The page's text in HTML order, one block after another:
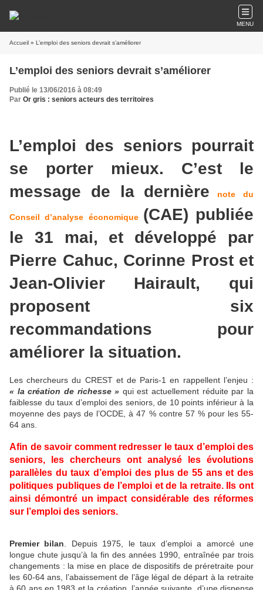
MENU
Accueil » L’emploi des seniors devrait s’améliorer
L’emploi des seniors devrait s’améliorer
Publié le 13/06/2016 à 08:49
Par Or gris : seniors acteurs des territoires
L’emploi des seniors pourrait
se porter mieux. C’est le
message de la dernière note du
Conseil d’analyse économique (CAE) publiée
le 31 mai, et développé par
Pierre Cahuc, Corinne Prost et
Jean-Olivier Hairault, qui
proposent six
recommandations pour
améliorer la situation.
Les chercheurs du CREST et de Paris-1 en rappellent l’enjeu :
« la création de richesse » qui est actuellement réduite par la
faiblesse du taux d’emploi des seniors, de 10 points inférieur à la
moyenne des pays de l’OCDE, à 47 % contre 57 % pour les 55-
64 ans.
Afin de savoir comment redresser le taux d’emploi des
seniors, les chercheurs ont analysé les évolutions
parallèles du taux d’emploi des plus de 55 ans et des
politiques publiques de l’emploi et de la retraite. Ils ont
ainsi démontré un impact considérable des réformes
sur l’emploi des seniors.
Premier bilan. Depuis 1975, le taux d’emploi a amorcé une
longue chute jusqu’à la fin des années 1990, entraînée par trois
changements : la mise en place de dispositifs de préretraite pour
les 60-64 ans, l’abaissement de l’âge légal de départ à la retraite